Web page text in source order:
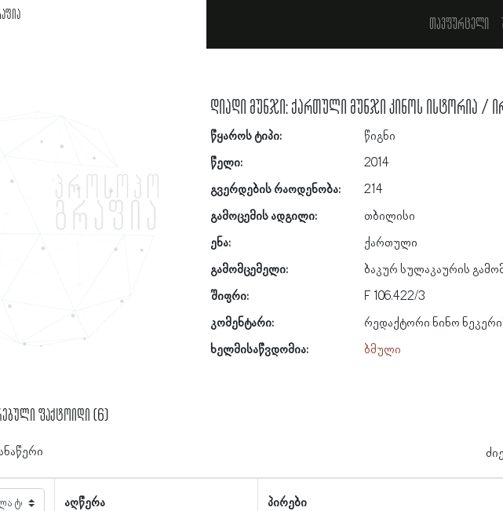
თავფურცელი
დიადი მუნჯი: ქართული მუნჯი კინოს ისტორია /
წყაროს ტიპი:
წიგნი
წელი:
2014
გვერდების რაოდენობა:
214
გამოცემის ადგილი:
თბილისი
ენა:
ქართული
გამომცემელი:
ბაკურ სულაკაურის
შიფრი:
F 106.422/3
კომენტარი:
რედაქტორი ნინო
ხელმისაწვდომია:
ბმული
ფაქტოიდი (6)
აღწერა პირები